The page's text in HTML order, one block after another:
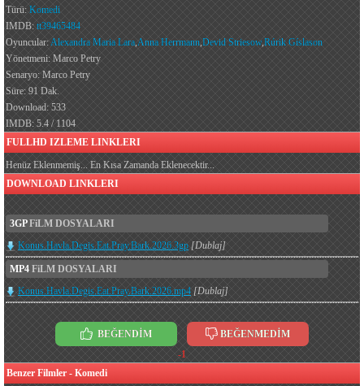
Türü: Komedi
IMDB: tt39465484
Oyuncular:Alexandra Maria Lara,Anna Herrmann,Devid Striesow,Rúrik Gíslason
Yönetmeni: Marco Petry
Senaryo: Marco Petry
Süre: 91 Dak.
Download: 533
IMDB: 5.4 / 1104
FULLHD IZLEME LINKLERI
Henüz Eklenmemiş... En Kısa Zamanda Eklenecektir...
DOWNLOAD LINKLERI
3GPFiLM DOSYALARI
Konus.Havla.Degis.Eat.Pray.Bark.2026.3gp [Dublaj]
MP4 FiLM DOSYALARI
Konus.Havla.Degis.Eat.Pray.Bark.2026.mp4 [Dublaj]
BEĞENDİM
BEĞENMEDİM
-1
Benzer Filmler - Komedi